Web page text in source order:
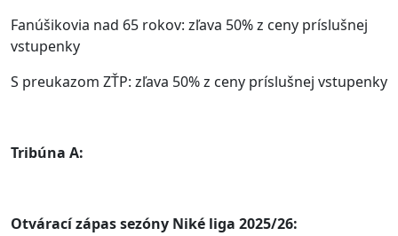
Fanúšikovia nad 65 rokov: zľava 50% z ceny príslušnej
vstupenky
S preukazom ZŤP: zľava 50% z ceny príslušnej vstupenky
Tribúna A:
Otvárací zápas sezóny Niké liga 2025/26: